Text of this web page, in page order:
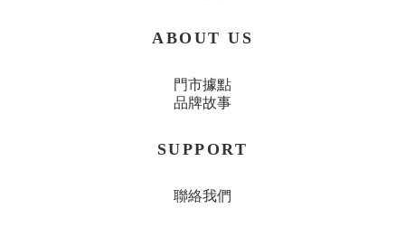
ABOUT US
門市據點
品牌故事
SUPPORT
聯絡我們